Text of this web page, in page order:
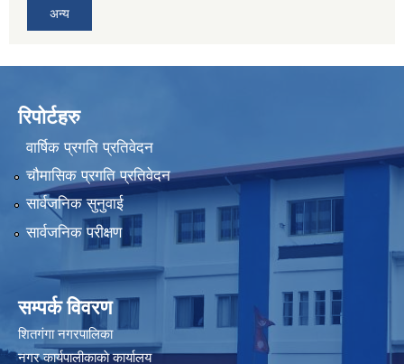
अन्य
रिपोर्टहरु
वार्षिक प्रगति प्रतिवेदन
चौमासिक प्रगति प्रतिवेदन
सार्वजनिक सुनुवाई
सार्वजनिक परीक्षण
सम्पर्क विवरण
शितगंगा नगरपालिका
नगर कार्यपालीकाकाे कार्यालय